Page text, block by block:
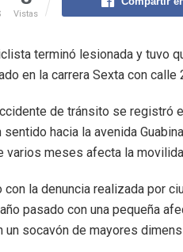
Vistas
terminó lesionada y tuvo
en la carrera Sexta con calle
de tránsito se registró
sentido hacia la avenida
varios meses afecta la
con la denuncia realizada por
pasado con una pequeña
un socavón de mayores